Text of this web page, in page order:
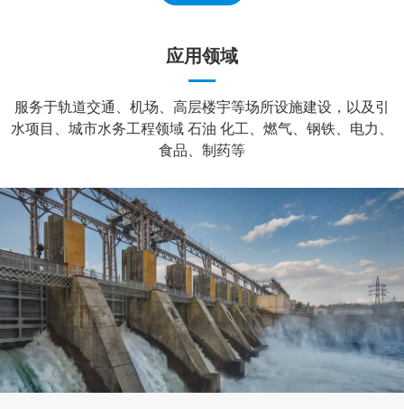
应用领域
服务于轨道交通、机场、高层楼宇等场所设施建设，以及引
水项目、城市水务工程领域 石油 化工、燃气、钢铁、电力、
食品、制药等